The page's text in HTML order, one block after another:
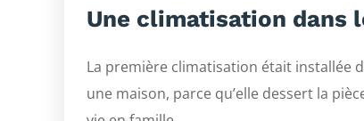
Une climatisation dans
La première climatisation était installée
une maison, parce qu’elle dessert la